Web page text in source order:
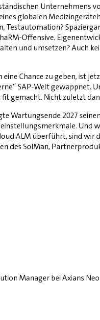
Unternehmens
globalen
Testautomation?
Offensive.
und umsetzen? Auch
Chance zu geben, ist
SAP-Welt gewappnet.
gemacht. Nicht zuletzt
Wartungsende 2027
Und
ALM überführt, sind wir
des SolMan,
Manager bei Axians Neo